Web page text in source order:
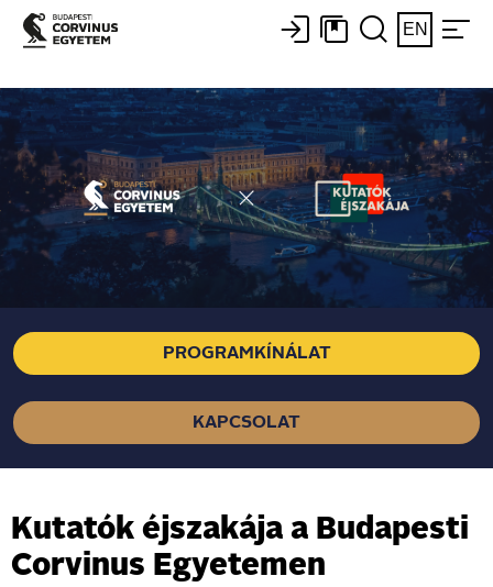
EN
PROGRAMKÍNÁLAT
KAPCSOLAT
Kutatók éjszakája a Budapesti
Corvinus Egyetemen